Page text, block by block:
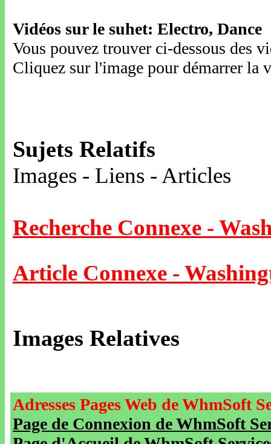
Vidéos sur le suhet: Electro, Dance
Vous pouvez trouver ci-dessous des
Cliquez sur l'image pour démarrer la
Sujets Relatifs
Images - Liens - Articles
Recherche Connexe -
Article Connexe -
Images Relatives
Adresses Pages Web de WhmSoft
Page de Connexion de WhmSoft